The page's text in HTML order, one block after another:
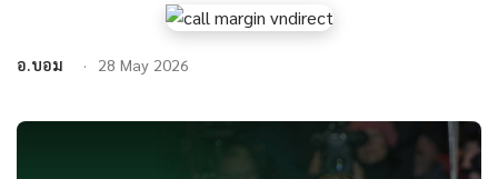
อ.บอม 28 May 2026